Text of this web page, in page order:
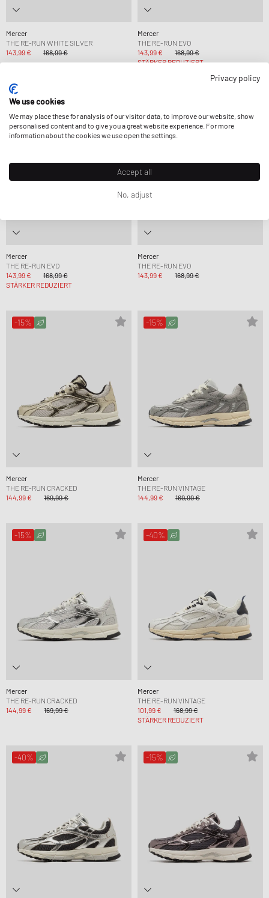
Mercer
THE RE-RUN WHITE SILVER
143,99 €
168,99 €
Mercer
THE RE-RUN EVO
143,99 €
168,99 €
STÄRKER REDUZIERT
-15%
Mercer
THE RE-RUN EVO
143,99 €
168,99 €
STÄRKER REDUZIERT
Mercer
THE RE-RUN EVO
143,99 €
168,99 €
-15%
Mercer
THE RE-RUN CRACKED
144,99 €
169,99 €
-15%
Mercer
THE RE-RUN VINTAGE
144,99 €
169,99 €
-15%
Mercer
THE RE-RUN CRACKED
144,99 €
169,99 €
-40%
Mercer
THE RE-RUN VINTAGE
101,99 €
168,99 €
STÄRKER REDUZIERT
-40% -15%
Privacy policy
We use cookies
We may place these for analysis of our visitor data, to improve our website, show
personalised content and to give you a great website experience. For more
information about the cookies we use open the settings.
Accept all
No, adjust